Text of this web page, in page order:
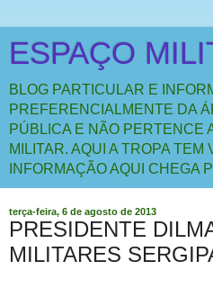
ESPAÇO
BLOG PARTICULAR E
PREFERENCIALMENTE DA
PÚBLICA E NÃO PERTENCE
MILITAR. AQUI A TROPA TEM
INFORMAÇÃO AQUI CHEGA
terça-feira, 6 de agosto de 2013
PRESIDENTE
MILITARES